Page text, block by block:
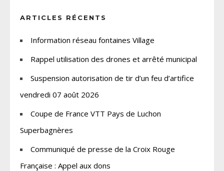
ARTICLES RÉCENTS
Information réseau fontaines Village
Rappel utilisation des drones et arrêté municipal
Suspension autorisation de tir d’un feu d’artifice
vendredi 07 août 2026
Coupe de France VTT Pays de Luchon
Superbagnères
Communiqué de presse de la Croix Rouge
Française : Appel aux dons